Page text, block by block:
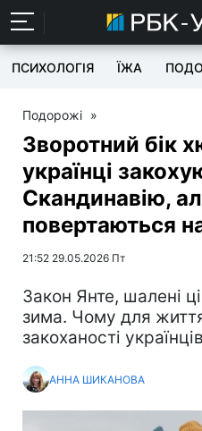
ПСИХОЛОГІЯ ЇЖА
Подорожі »
Зворотний бік
українці
Скандинавію,
повертаються
21:52 29.05.2026 Пт
Закон Янте, шалені
зима. Чому для життя
закоханості
АННА ШИКАНОВА